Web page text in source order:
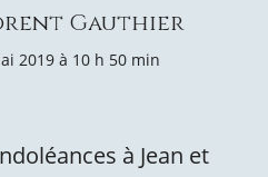
Gauthier
2019 à 10 h 50 min
à Jean et